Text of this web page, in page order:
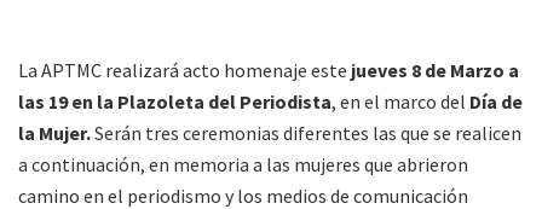
La APTMC realizará acto homenaje este jueves 8 de Marzo a
las 19 en la Plazoleta del Periodista, en el marco del Día de
la Mujer.Serán tres ceremonias diferentes las que se realicen
a continuación, en memoria a las mujeres que abrieron
camino en el periodismo y los medios de comunicación